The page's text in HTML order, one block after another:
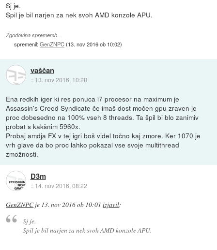
Sj je.
Spil je bil narjen za nek svoh AMD konzole APU.
Zgodovina sprememb…
spremenil:GenZNPC(13. nov 2016 ob 10:02)
vaščan
:: 13. nov 2016, 10:28
Ena redkih iger ki res ponuca i7 procesor na maximum je
Assassin's Creed Syndicate če imaš dost močen gpu zraven je
proc dobesedno na 100% vseh 8 threads. Ta špil bi blo zanimiv
probat s kakšnim 5960x.
Probaj amdja FX v tej igri boš videl točno kaj zmore. Ker 1070 je
vrh glave da bo proc lahko pokazal vse svoje multithread
zmožnosti.
D3m
:: 14. nov 2016, 08:22
GenZNPCje 13. nov 2016 ob 10:01 izjavil:
Sj je.
Spil je bil narjen za nek svoh AMD konzole APU.